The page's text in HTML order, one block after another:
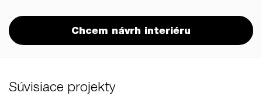
Chcem návrh interiéru
Súvisiace projekty